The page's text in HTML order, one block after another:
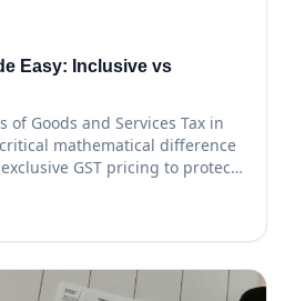
Easy: Inclusive vs
Goods and Services Tax in
mathematical difference
GST pricing to protect